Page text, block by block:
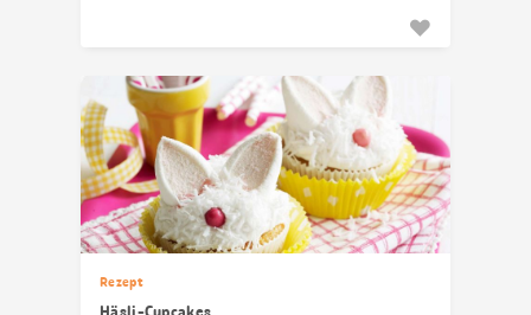
Rezept